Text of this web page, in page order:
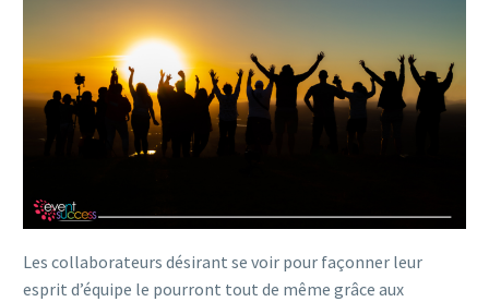
Les collaborateurs désirant se voir pour façonner leur
esprit d’équipe le pourront tout de même grâce aux